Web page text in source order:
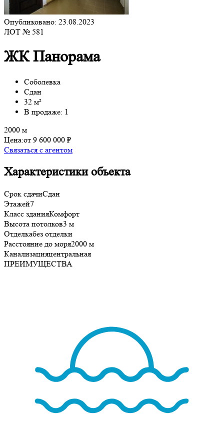
Опубликовано: 23.08.2023
ЛОТ № 581
ЖК Панорама
Соболевка
Сдан
32 м²
В продаже: 1
2000 м
Цена:от 9 600 000 ₽
Связаться с агентом
Характеристики объекта
Срок сдачиСдан
Этажей7
Класс зданияКомфорт
Высота потолков3 м
Отделкабез отделки
Расстояние до моря2000 м
Канализацияцентральная
ПРЕИМУЩЕСТВА